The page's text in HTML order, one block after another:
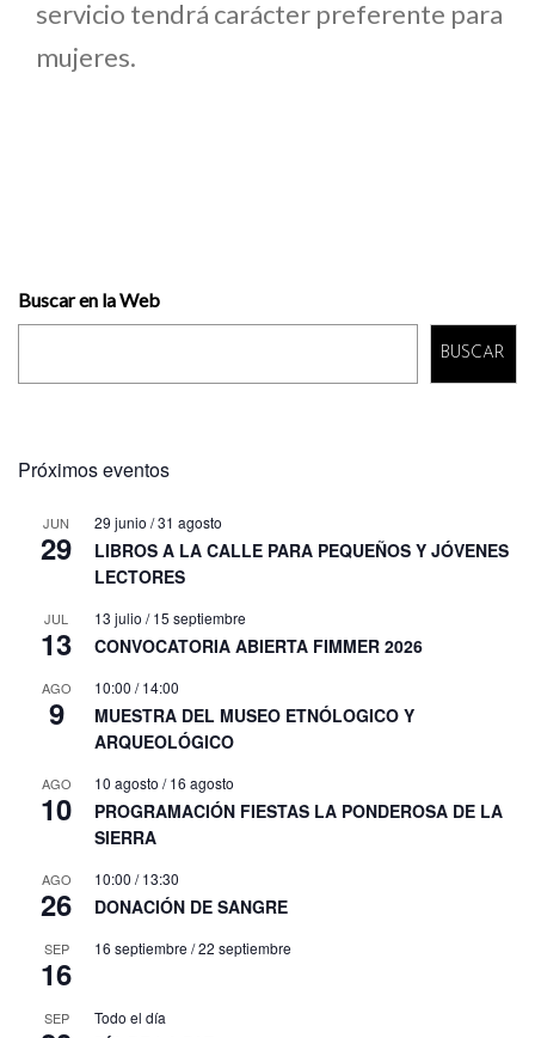
servicio tendrá carácter preferente para
mujeres.
Buscar en la Web
BUSCAR
Próximos eventos
JUN
29
29 junio /31 agosto
LIBROS A LA CALLE PARA PEQUEÑOS Y JÓVENES
LECTORES
JUL
13
13 julio /15 septiembre
CONVOCATORIA ABIERTA FIMMER 2026
AGO
9
10:00 /14:00
MUESTRA DEL MUSEO ETNÓLOGICO Y
ARQUEOLÓGICO
AGO
10
10 agosto /16 agosto
PROGRAMACIÓN FIESTAS LA PONDEROSA DE LA
SIERRA
AGO
26
10:00 /13:30
DONACIÓN DE SANGRE
SEP
16
16 septiembre /22 septiembre
SEP Todo el día